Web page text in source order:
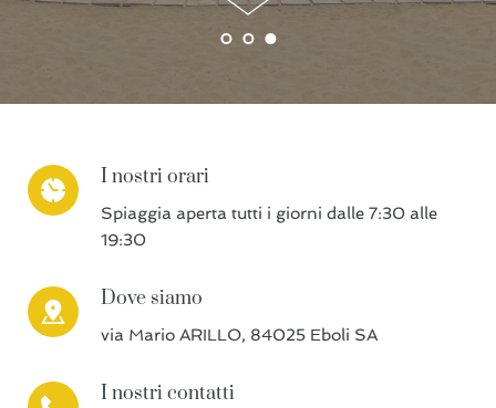
I nostri orari
Spiaggia aperta tutti i giorni dalle 7:30 alle
19:30
Dove siamo
via Mario ARILLO, 84025 Eboli SA
I nostri contatti